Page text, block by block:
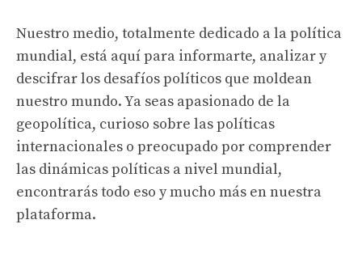
Nuestro medio, totalmente dedicado a la política
mundial, está aquí para informarte, analizar y
descifrar los desafíos políticos que moldean
nuestro mundo. Ya seas apasionado de la
geopolítica, curioso sobre las políticas
internacionales o preocupado por comprender
las dinámicas políticas a nivel mundial,
encontrarás todo eso y mucho más en nuestra
plataforma.